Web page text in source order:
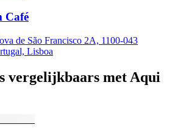
Café
de São Francisco 2A, 1100-043
Lisboa
vergelijkbaars met Aqui